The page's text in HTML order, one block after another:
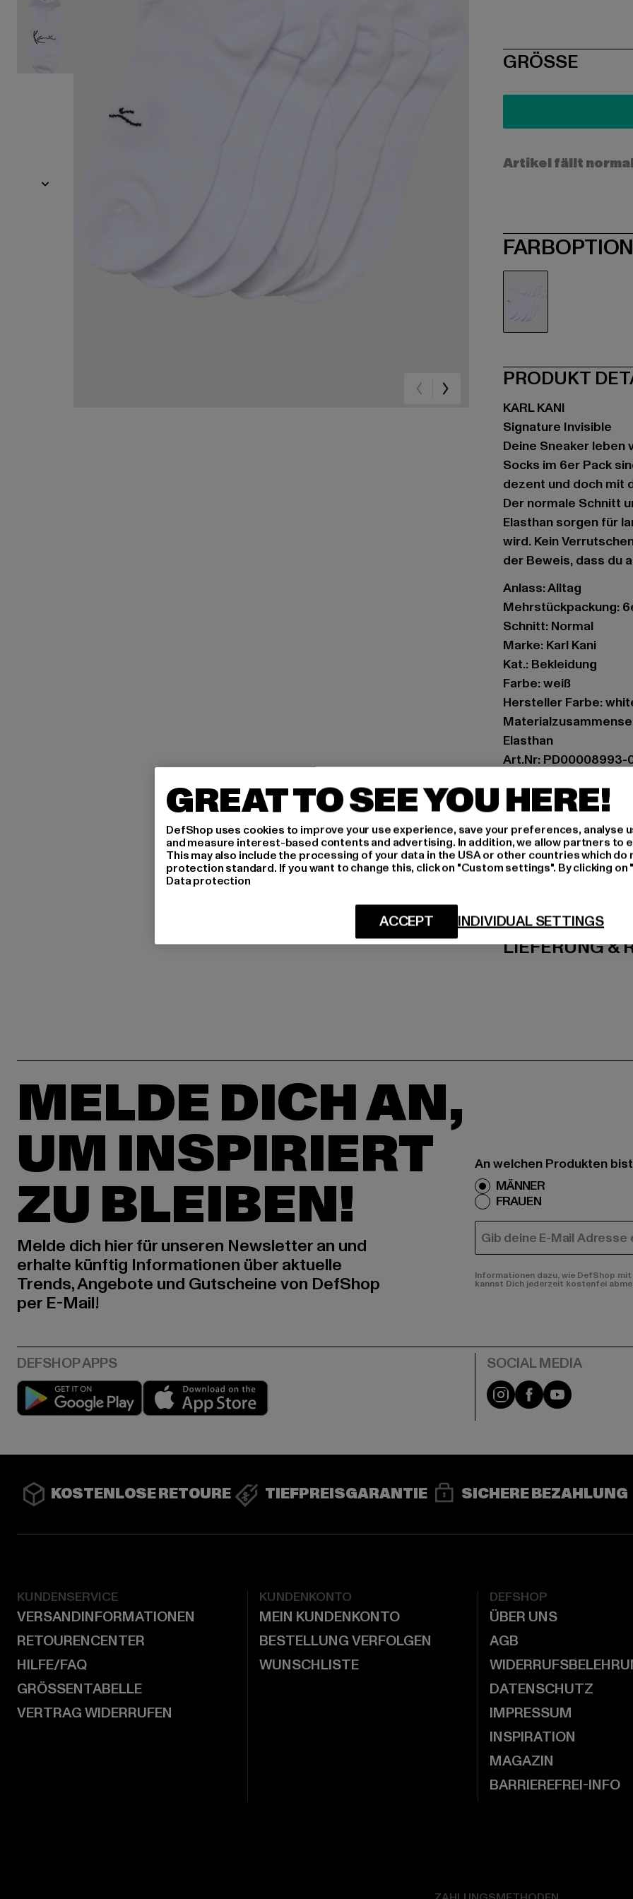
SIZE
GRÖSSE
Artikel fällt
PRODUKT
KARL KANI
Signature Invisible
Deine Sneaker leben
Socks im 6er Pack
dezent und doch mit
Der normale Schnitt
Elasthan sorgen für
wird. Kein
der Beweis, dass du
Anlass: Alltag
Mehrstückpackung:
Schnitt: Normal
Marke: Karl Kani
Kat.: Bekleidung
Farbe: weiß
Hersteller Farbe:
Elasthan
Art.Nr: PD00008993-
Hersteller: Urban
Schanzenstraße 41 |
LIEFERUNG &
MELDE DICH AN,
UM INSPIRIERT
ZU BLEIBEN!
Melde dich hier für unseren Newsletter an und
erhalte künftig Informationen über aktuelle
Trends, Angebote und Gutscheine von DefShop
per E-Mail!
An welchen Produkten
MÄNNER
FRAUEN
E-MAIL
Informationen dazu, wie DefShop
kannst Dich jederzeit kostenfei
Play market Instagram
FacebookYouTube
KOSTENLOSE RETOURE TIEFPREISGARANTIE SICHERE BEZAHLUNG
KUNDENSERVICE
VERSANDINFORMATIONEN
RETOURENCENTER
HILFE/FAQ
GRÖSSENTABELLE
VERTRAG WIDERRUFEN
KUNDENKONTO
MEIN KUNDENKONTO
BESTELLUNG VERFOLGEN
WUNSCHLISTE
DEFSHOP
ÜBER UNS
AGB
DATENSCHUTZ
IMPRESSUM
INSPIRATION
MAGAZIN
BARRIEREFREI-INFO
GREAT TO SEE YOU HERE!
DefShop uses cookies to improve your use experience, save your preferences, analyse
and measure interest-based contents and advertising. In addition, we allow partners to
This may also include the processing of your data in the USA or other countries which do
protection standard. If you want to change this, click on "Custom settings". By clicking
Data protection
INDIVIDUAL SETTINGS
ACCEPT